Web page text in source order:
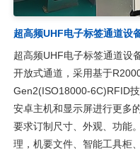
超高频UHF电子标签通道设
超高频UHF电子标签通道设
开放式通道，采用基于
Gen2(ISO18000-6C)RFID
安卓主机和显示屏进行更多
要求订制尺寸、外观、功能
理，机要文件、智能工具柜